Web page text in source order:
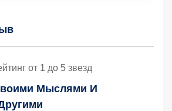
от 1 до 5 звезд
Мыслями И